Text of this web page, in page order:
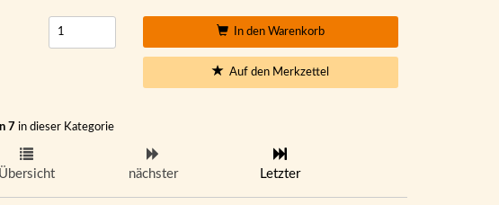
In den Warenkorb
Auf den Merkzettel
7 in dieser Kategorie
Übersicht nächster Letzter